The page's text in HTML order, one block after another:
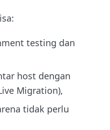
testing dan
host dengan
Migration),
tidak perlu